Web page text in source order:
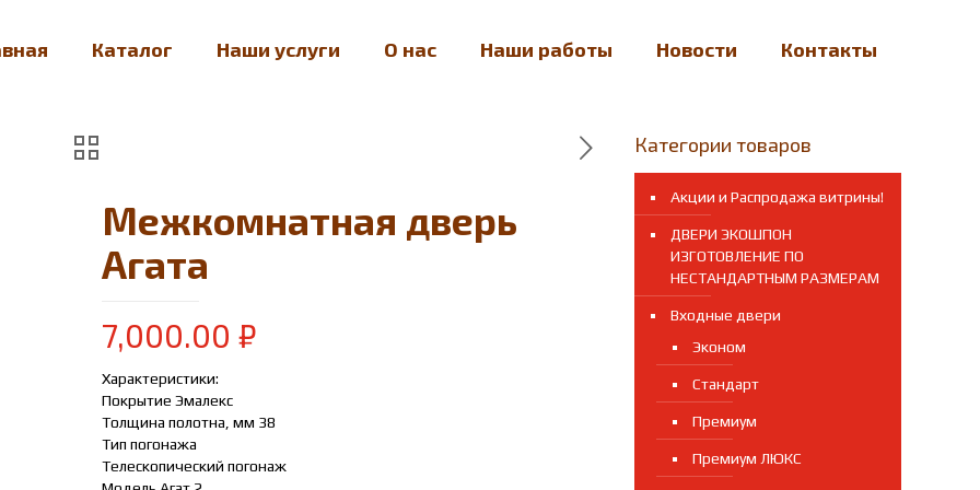
Каталог Наши услуги О нас Наши работы Новости Контакты
Межкомнатная дверь
Агата
7,000.00₽
Характеристики:
Покрытие Эмалекс
Толщина полотна, мм 38
Тип погонажа
Телескопический погонаж
Категории товаров
Акции и Распродажа витрины!
ДВЕРИ ЭКОШПОН
ИЗГОТОВЛЕНИЕ ПО
НЕСТАНДАРТНЫМ РАЗМЕРАМ
Входные двери
Эконом
Стандарт
Премиум
Премиум ЛЮКС